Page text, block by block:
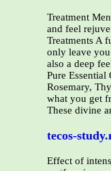
Treatment
and feel
Treatments A
only leave
also a deep
Pure Essential
Rosemary,
what you get
These divine
tecos-
Effect of